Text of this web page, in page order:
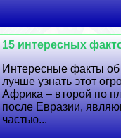
15 интересных
Интересные факты
лучше узнать этот
Африка – второй по
после Евразии,
частью...